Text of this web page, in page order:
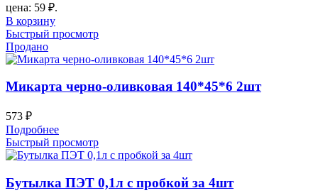
цена: 59 ₽.
В корзину
Быстрый просмотр
Продано
Микарта черно-оливковая 140*45*6 2шт
573 ₽
Подробнее
Быстрый просмотр
Бутылка ПЭТ 0,1л с пробкой за 4шт